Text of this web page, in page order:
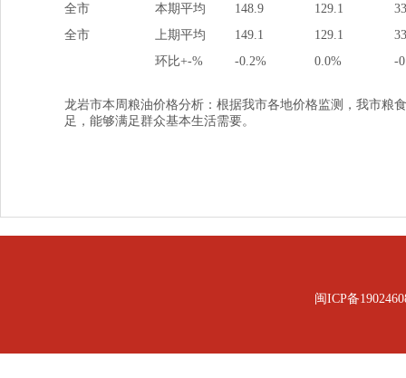
全市
本期平均 148.9 129.1
全市
上期平均 149.1 129.1
环比+-%
-0.2% 0.0% -
龙岩市本周粮油价格分析：根据我市各地价格监测，我市粮
足，能够满足群众基本生活需要。
闽ICP备